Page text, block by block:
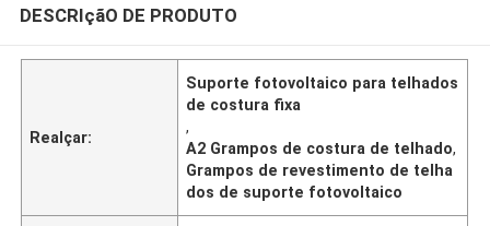
DESCRIçãO DE PRODUTO
Realçar:
Suporte fotovoltaico para telhados
de costura fixa
,
A2 Grampos de costura de telhado,
Grampos de revestimento de telha
dos de suporte fotovoltaico